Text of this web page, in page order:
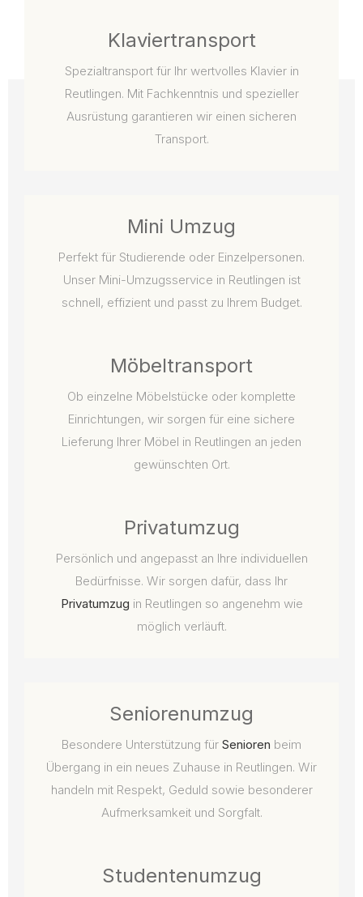
Klaviertransport
Spezialtransport für Ihr wertvolles Klavier in
Reutlingen. Mit Fachkenntnis und spezieller
Ausrüstung garantieren wir einen sicheren
Transport.
Mini Umzug
Perfekt für Studierende oder Einzelpersonen.
Unser Mini-Umzugsservice in Reutlingen ist
schnell, effizient und passt zu Ihrem Budget.
Möbeltransport
Ob einzelne Möbelstücke oder komplette
Einrichtungen, wir sorgen für eine sichere
Lieferung Ihrer Möbel in Reutlingen an jeden
gewünschten Ort.
Privatumzug
Persönlich und angepasst an Ihre individuellen
Bedürfnisse. Wir sorgen dafür, dass Ihr
Privatumzug in Reutlingen so angenehm wie
möglich verläuft.
Seniorenumzug
Besondere Unterstützung für Senioren beim
Übergang in ein neues Zuhause in Reutlingen. Wir
handeln mit Respekt, Geduld sowie besonderer
Aufmerksamkeit und Sorgfalt.
Studentenumzug